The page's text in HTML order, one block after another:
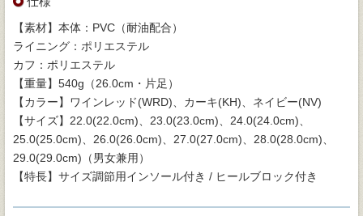
【素材】本体：PVC（耐油配合）
ライニング：ポリエステル
カフ：ポリエステル
【重量】540g（26.0cm・片足）
【カラー】ワインレッド(WRD)、カーキ(KH)、ネイビー(NV)
【サイズ】22.0(22.0cm)、23.0(23.0cm)、24.0(24.0cm)、
25.0(25.0cm)、26.0(26.0cm)、27.0(27.0cm)、28.0(28.0cm)、
29.0(29.0cm)（男女兼用）
【特長】サイズ調節用インソール付き / ヒールブロック付き